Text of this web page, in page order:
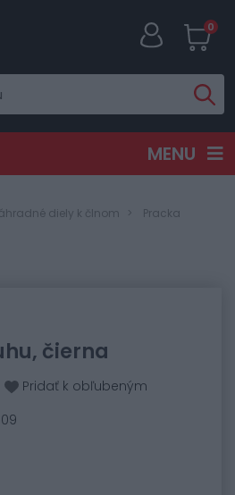
0
MENU
diely k člnom
Pracka
čierna
Pridať k obľubeným